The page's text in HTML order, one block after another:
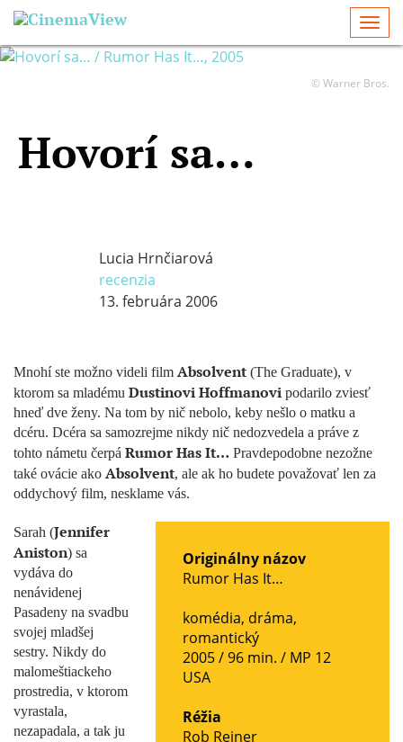
© Warner Bros.
Hovorí sa…
Lucia Hrnčiarová
recenzia
13. februára 2006
Mnohí ste možno videli film Absolvent (The Graduate), v
ktorom sa mladému Dustinovi Hoffmanovi podarilo zviesť
hneď dve ženy. Na tom by nič nebolo, keby nešlo o matku a
dcéru. Dcéra sa samozrejme nikdy nič nedozvedela a práve z
tohto námetu čerpá Rumor Has It… Pravdepodobne nezožne
také ovácie ako Absolvent, ale ak ho budete považovať len za
oddychový film, nesklame vás.
Originálny názov
Rumor Has It…
komédia, dráma,
romantický
2005 / 96 min. / MP 12
USA
Réžia
Rob Reiner
Sarah (Jennifer
Aniston) sa
vydáva do
nenávidenej
Pasadeny na svadbu
svojej mladšej
sestry. Nikdy do
malomeštiackeho
prostredia, v ktorom
vyrastala,
nezapadala, a tak ju